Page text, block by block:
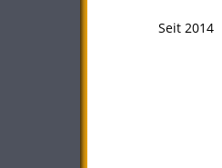
Seit 2014